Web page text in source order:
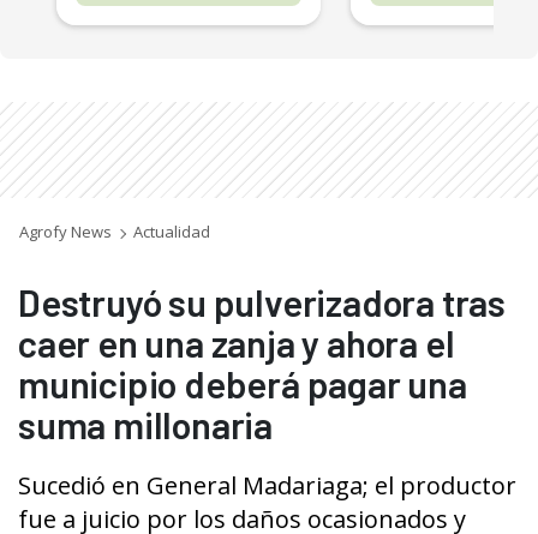
Agrofy News Actualidad
Destruyó su pulverizadora tras
caer en una zanja y ahora el
municipio deberá pagar una
suma millonaria
Sucedió en General Madariaga; el productor
fue a juicio por los daños ocasionados y